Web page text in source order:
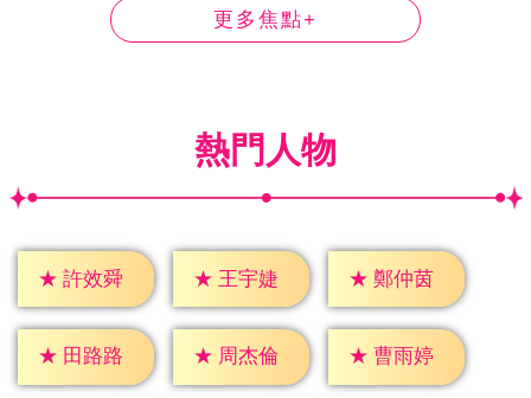
更多焦點+
熱門人物
★ 許效舜 ★ 王宇婕 ★ 鄭仲茵
★ 田路路 ★ 周杰倫 ★ 曹雨婷